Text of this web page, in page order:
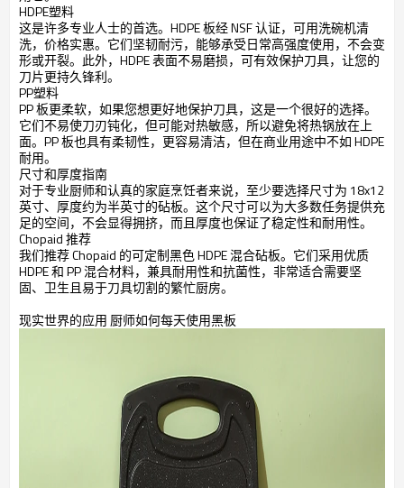
HDPE塑料
这是许多专业人士的首选。HDPE 板经 NSF 认证，可用洗碗机清
洗，价格实惠。它们坚韧耐污，能够承受日常高强度使用，不会变
形或开裂。此外，HDPE 表面不易磨损，可有效保护刀具，让您的
刀片更持久锋利。
PP塑料
PP 板更柔软，如果您想更好地保护刀具，这是一个很好的选择。
它们不易使刀刃钝化，但可能对热敏感，所以避免将热锅放在上
面。PP 板也具有柔韧性，更容易清洁，但在商业用途中不如 HDPE
耐用。
尺寸和厚度指南
对于专业厨师和认真的家庭烹饪者来说，至少要选择尺寸为 18x12
英寸、厚度约为半英寸的砧板。这个尺寸可以为大多数任务提供充
足的空间，不会显得拥挤，而且厚度也保证了稳定性和耐用性。
Chopaid 推荐
我们推荐 Chopaid 的可定制黑色 HDPE 混合砧板。它们采用优质
HDPE 和 PP 混合材料，兼具耐用性和抗菌性，非常适合需要坚
固、卫生且易于刀具切割的繁忙厨房。
现实世界的应用 厨师如何每天使用黑板